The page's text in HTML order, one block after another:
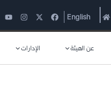
English
عن الهيئة الإدارات